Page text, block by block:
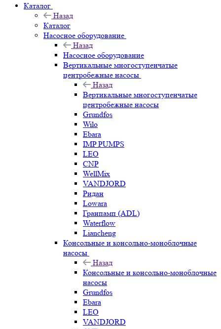
Каталог
Назад
Каталог
Насосное оборудование
Назад
Насосное оборудование
Вертикальные многоступенчатые
центробежные насосы
Назад
Вертикальные многоступенчатые
центробежные насосы
Grundfos
Wilo
Ebara
IMP PUMPS
LEO
CNP
WellMix
VANDJORD
Ридан
Lowara
Гранпамп (ADL)
Waterflow
Liancheng
Консольные и консольно-моноблочные
насосы
Назад
Консольные и консольно-моноблочные
насосы
Grundfos
Ebara
LEO
VANDJORD